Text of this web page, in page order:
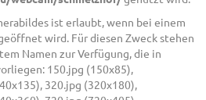
ist erlaubt, wenn bei einem
wird. Für diesen Zweck stehen
Namen zur Verfügung, die in
150.jpg (150x85),
320.jpg (320x180),